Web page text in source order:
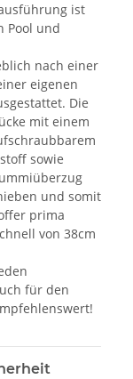
ist
Pool und
nach einer
eigenen
Die
mit einem
sowie
und somit
prima
von 38cm
für den